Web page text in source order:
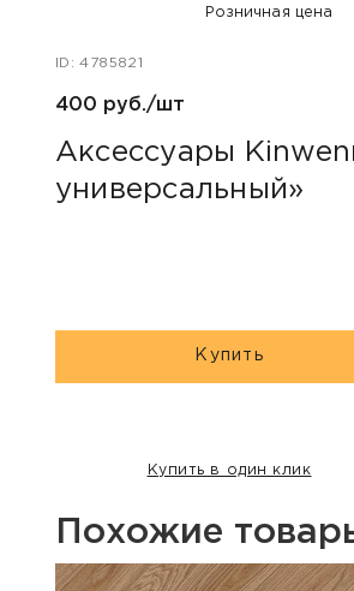
Розничная цена
ID: 4785821
400 руб./шт
Аксессуары
универсальный»
Купить
Купить в один клик
Похожие